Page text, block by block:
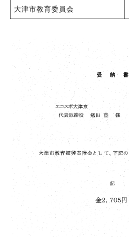
大津市教育委員会